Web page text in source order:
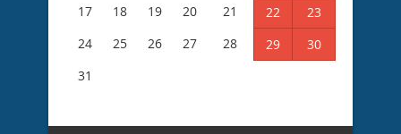
17
18 19 20 21 22
23
24
25 26 27 28 29
30
31